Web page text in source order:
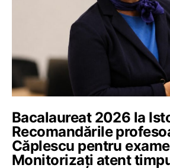
Bacalaureat 2026 la
Recomandările
Căplescu pentru
Monitorizați atent